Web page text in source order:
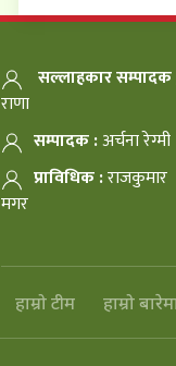
सल्लाहकार
राणा
सम्पादक :अर्चना रेग्मी
प्राविधिक :राजकुमार
मगर
हाम्रो टीम हाम्रो